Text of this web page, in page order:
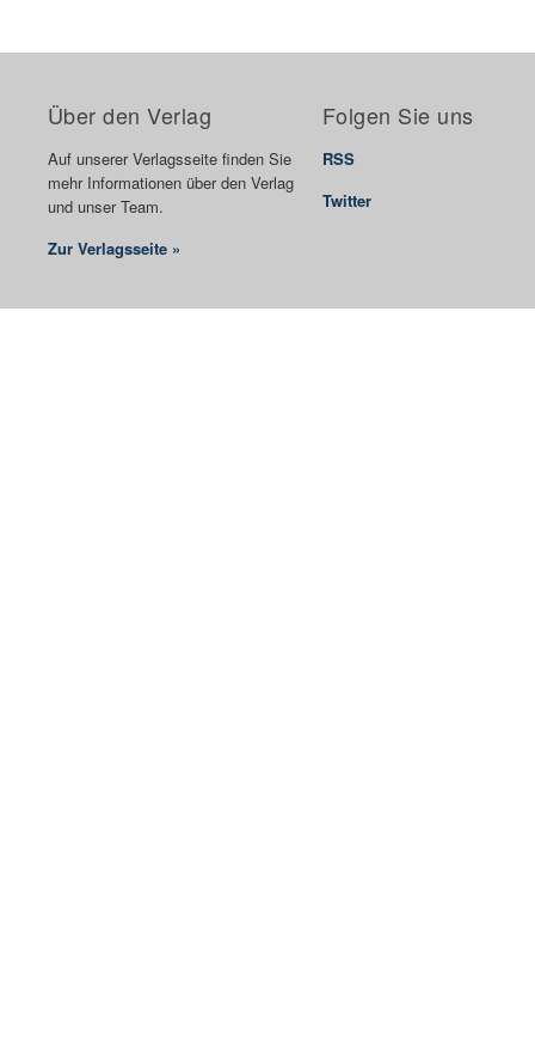
Über den Verlag
Auf unserer Verlagsseite finden Sie
mehr Informationen über den Verlag
und unser Team.
Zur Verlagsseite »
Folgen Sie uns
RSS
Twitter